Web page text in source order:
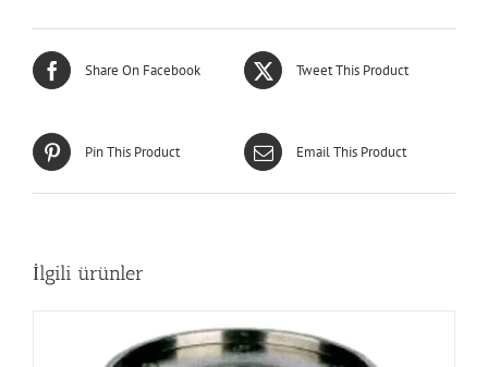
Share On Facebook Tweet This Product
Pin This Product Email This Product
İlgili ürünler